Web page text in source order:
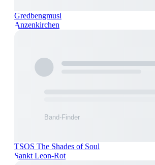
Gredbengmusi
Anzenkirchen
TSOS The Shades of Soul
Sankt Leon-Rot